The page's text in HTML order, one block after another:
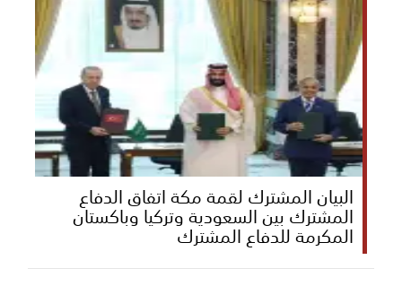
البيان المشترك لقمة مكة اتفاق الدفاع
المشترك بين السعودية وتركيا وباكستان
المكرمة للدفاع المشترك